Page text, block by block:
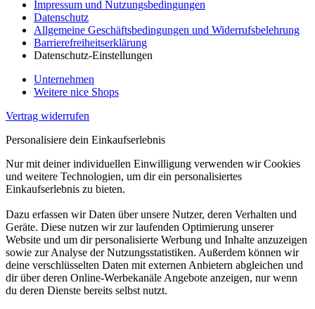
Impressum und Nutzungsbedingungen
Datenschutz
Allgemeine Geschäftsbedingungen und Widerrufsbelehrung
Barrierefreiheitserklärung
Datenschutz-Einstellungen
Unternehmen
Weitere nice Shops
Vertrag widerrufen
Personalisiere dein Einkaufserlebnis
Nur mit deiner individuellen Einwilligung verwenden wir Cookies
und weitere Technologien, um dir ein personalisiertes
Einkaufserlebnis zu bieten.
Dazu erfassen wir Daten über unsere Nutzer, deren Verhalten und
Geräte. Diese nutzen wir zur laufenden Optimierung unserer
Website und um dir personalisierte Werbung und Inhalte anzuzeigen
sowie zur Analyse der Nutzungsstatistiken. Außerdem können wir
deine verschlüsselten Daten mit externen Anbietern abgleichen und
dir über deren Online-Werbekanäle Angebote anzeigen, nur wenn
du deren Dienste bereits selbst nutzt.